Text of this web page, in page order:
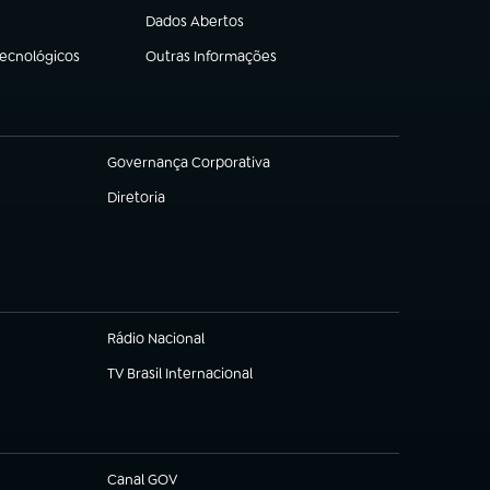
Dados Abertos
(abre em nova aba)
Outras Informações
(abre em nova aba)
Governança Corporativa
(abre em nova aba)
Diretoria
(abre em nova aba)
Rádio Nacional
TV Brasil Internacional
(abre em nova aba)
Canal GOV
(abre em nova aba)